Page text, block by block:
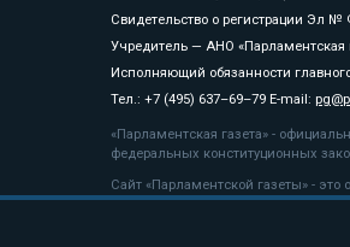
Свидетельство о регистрации Эл №
Учредитель — АНО «Парламентская
Исполняющий обязанности
Тел.: +7 (495) 637–69–79 E-mail:
«Парламентская газета» -
федеральных конституционных
Сайт «Парламентской газеты» -
«Парламентской газеты» активная